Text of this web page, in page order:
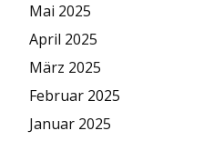
Mai 2025
April 2025
März 2025
Februar 2025
Januar 2025